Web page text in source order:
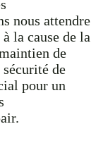
nous attendre
la cause de la
de
de
pour un